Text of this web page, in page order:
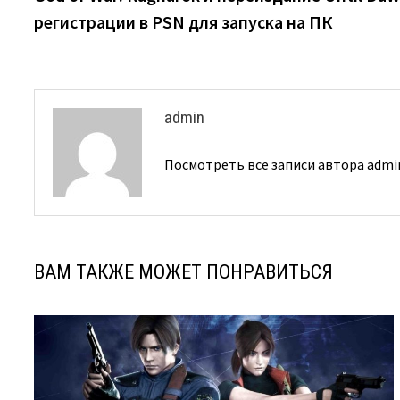
по
записям
регистрации в PSN для запуска на ПК
admin
Посмотреть все записи автора
ВАМ ТАКЖЕ МОЖЕТ ПОНРАВИТЬСЯ